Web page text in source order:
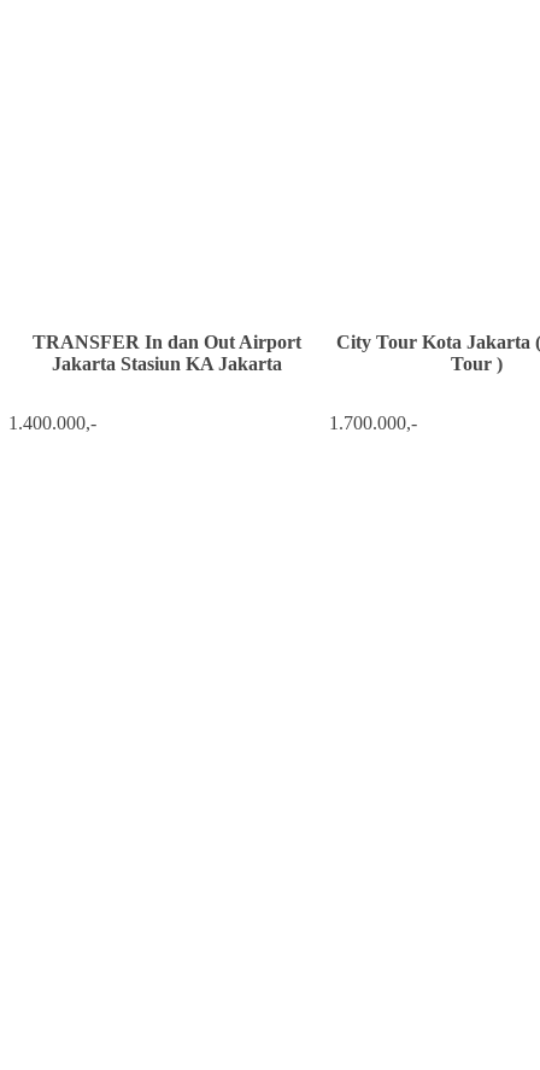
TRANSFER In dan Out Airport
Jakarta Stasiun KA Jakarta
City Tour Kota Jakarta
Tour )
1.400.000,- 1.700.000,-